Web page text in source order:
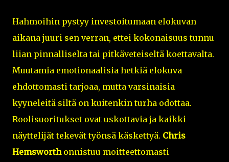
Hahmoihin pystyy investoitumaan elokuvan
aikana juuri sen verran, ettei kokonaisuus tunnu
liian pinnalliselta tai pitkäveteiseltä koettavalta.
Muutamia emotionaalisia hetkiä elokuva
ehdottomasti tarjoaa, mutta varsinaisia
kyyneleitä siltä on kuitenkin turha odottaa.
Roolisuoritukset ovat uskottavia ja kaikki
näyttelijät tekevät työnsä käskettyä. Chris
Hemsworthonnistuu moitteettomasti